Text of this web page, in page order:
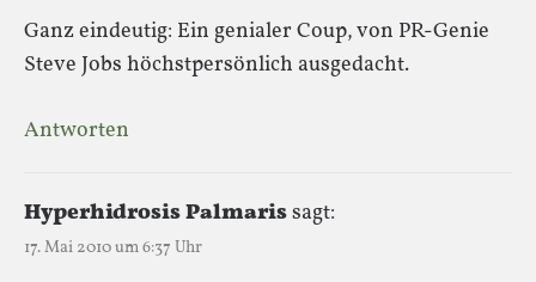
Ganz eindeutig: Ein genialer Coup, von PR-Genie
Steve Jobs höchstpersönlich ausgedacht.
Antworten
Hyperhidrosis Palmarissagt:
17. Mai 2010 um 6:37 Uhr